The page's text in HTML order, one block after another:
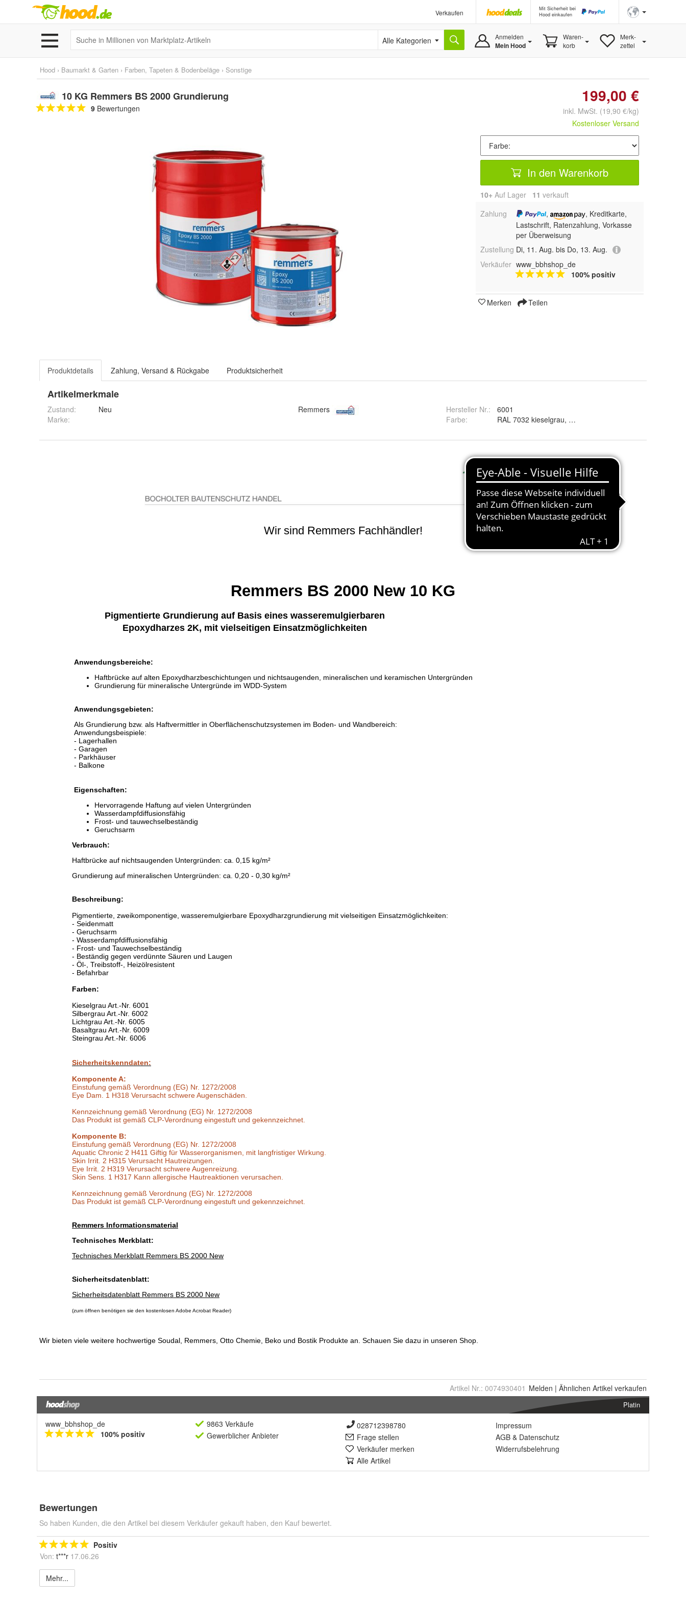
Verkaufen
Mit Sicherheit bei
Hood einkaufen
Alle Kategorien Anmelden
Mein Hood
Waren-
korb
Merk-
zettel
Hood › Baumarkt & Garten › Farben, Tapeten & Bodenbeläge › Sonstige
10 KG Remmers BS 2000 Grundierung
9 Bewertungen
199,00 €
inkl. MwSt. (19,90 €/kg)
Kostenloser Versand
In den Warenkorb
10+ Auf Lager 11 verkauft
Zahlung
,
, Kreditkarte,
Lastschrift, Ratenzahlung, Vorkasse
per Überweisung
Zustellung Di, 11. Aug. bis Do, 13. Aug.
Verkäufer www_bbhshop_de
100% positiv
Merken Teilen
Produktdetails Zahlung, Versand & Rückgabe Produktsicherheit
Artikelmerkmale
Zustand:
Neu
Marke:
Remmers Hersteller Nr.:
6001
Farbe:
Artikel Nr.: 0074930401 Melden | Ähnlichen Artikel verkaufen
Platin
www_bbhshop_de
100% positiv
9863 Verkäufe
Gewerblicher Anbieter
028712398780
Frage stellen
Verkäufer merken
Alle Artikel
Impressum
AGB & Datenschutz
Widerrufsbelehrung
Bewertungen
So haben Kunden, die den Artikel bei diesem Verkäufer gekauft haben, den Kauf bewertet.
Positiv
Von: t***r 17.06.26
Mehr...